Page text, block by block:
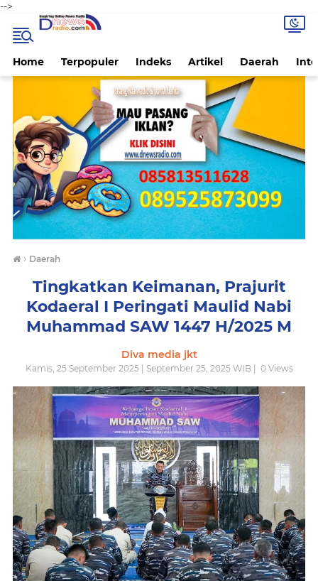
-->
Home Terpopuler Indeks Artikel Daerah
› Daerah
Tingkatkan Keimanan, Prajurit
Kodaeral I Peringati Maulid Nabi
Muhammad SAW 1447 H/2025 M
Diva media jkt
Kamis, 25 September 2025 | September 25, 2025 WIB | 0Views